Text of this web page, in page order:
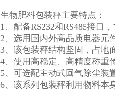
生物肥料包装秤主要特点：
1、配备RS232和RS485接口
2、选用国内外高品质电器元
3、该包装秤结构坚固，占地
4、使用高稳定、高精度称重
5、可选配主动式回气除尘装
6、该系列包装秤利用物料本